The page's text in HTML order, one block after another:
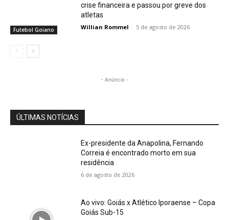
Futebol Goiano
crise financeira e passou por greve dos
atletas
Willian Rommel - 5 de agosto de 2026
- Anúncio -
ÚLTIMAS NOTÍCIAS
Ex-presidente da Anapolina, Fernando
Correia é encontrado morto em sua
residência
6 de agosto de 2026
Ao vivo: Goiás x Atlético Iporaense – Copa
Goiás Sub-15